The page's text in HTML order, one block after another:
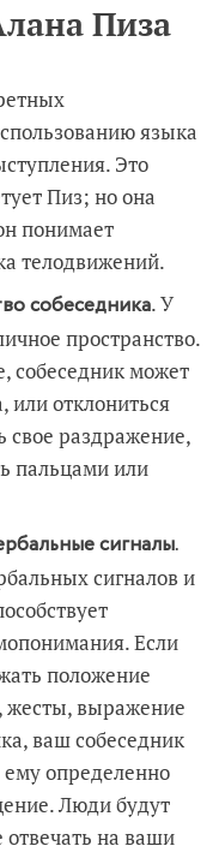
Пиза
языка
Это
Пиз; но она
понимает
телодвижений.
собеседника. У
пространство.
собеседник может
или отклониться
свое раздражение,
пальцами или
сигналы.
сигналов и
Если
положение
жесты, выражение
ваш собеседник
ему определенно
Люди будут
на ваши